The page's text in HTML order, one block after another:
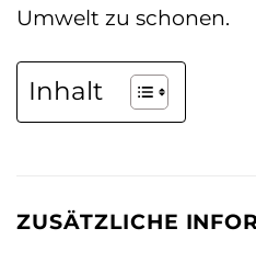
Umwelt zu schonen.
Inhalt
ZUSÄTZLICHE